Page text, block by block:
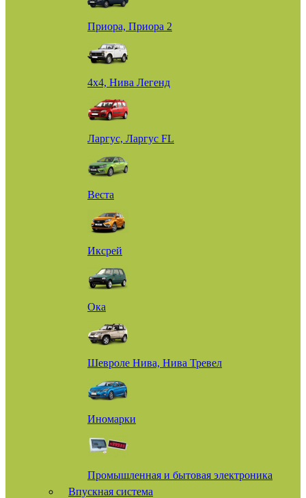
Приора, Приора 2
4х4, Нива Легенд
Ларгус, Ларгус FL
Веста
Иксрей
Ока
Шевроле Нива, Нива Тревел
Иномарки
Промышленная и бытовая электроника
Впускная система